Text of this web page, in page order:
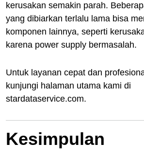
kerusakan semakin parah.
yang dibiarkan terlalu lama bisa
komponen lainnya, seperti
karena power supply bermasalah.
Untuk layanan cepat dan
kunjungi halaman utama kami di
stardataservice.com.
Kesimpulan